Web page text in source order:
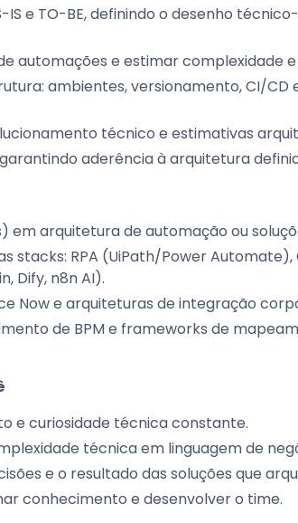
e TO-BE, definindo o desenho
automações e estimar complexidade
ambientes, versionamento, CI/CD
técnico e estimativas
aderência à arquitetura
em arquitetura de automação ou
stacks: RPA (UiPath/Power Automate),
Dify, n8n AI).
Now e arquiteturas de integração
de BPM e frameworks de
e curiosidade técnica constante.
técnica em linguagem de
e o resultado das soluções que
conhecimento e desenvolver o time.